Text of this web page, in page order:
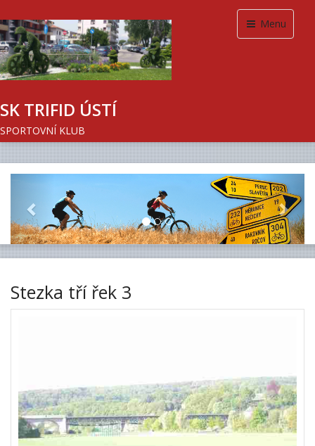
Menu
SK TRIFID ÚSTÍ
SPORTOVNÍ KLUB
Next
Stezka tří řek 3